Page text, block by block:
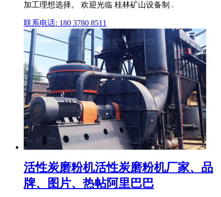
加工理想选择。 欢迎光临 桂林矿山设备制 .
联系电话: 180 3780 8511
活性炭磨粉机活性炭磨粉机厂家、品
牌、图片、热帖阿里巴巴